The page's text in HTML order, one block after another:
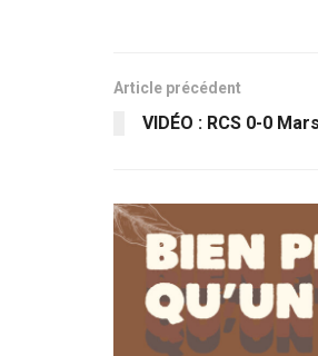
Article précédent
VIDÉO : RCS 0-0